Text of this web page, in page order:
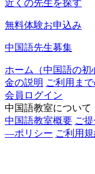
近くの先生を探す
無料体験お申込み
中国語先生募集
ホーム（中国語の初
金の説明 ご利用ま
会員ログイン
中国語教室について
中国語教室概要 ご
―ポリシー ご利用